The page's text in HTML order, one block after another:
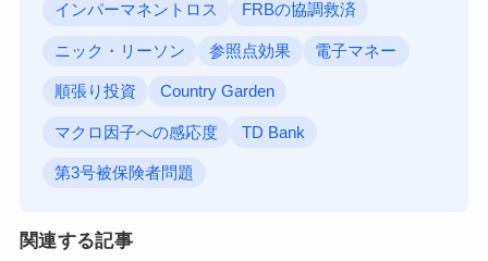
インパーマネントロス FRBの協調救済
ニック・リーソン 参照点効果 電子マネー
順張り投資 Country Garden
マクロ因子への感応度 TD Bank
第3号被保険者問題
関連する記事